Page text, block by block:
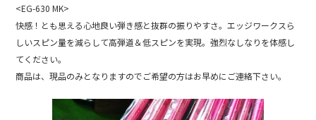
<EG-630 MK>
快感！とも思える心地良い弾き感と抜群の振りやすさ。エッジワークスら
しいスピン量を減らして高弾道＆低スピンを実現。強烈なしなりを体感し
てください。
商品は、現品のみとなりますのでご希望の方はお早めにご連絡下さい。